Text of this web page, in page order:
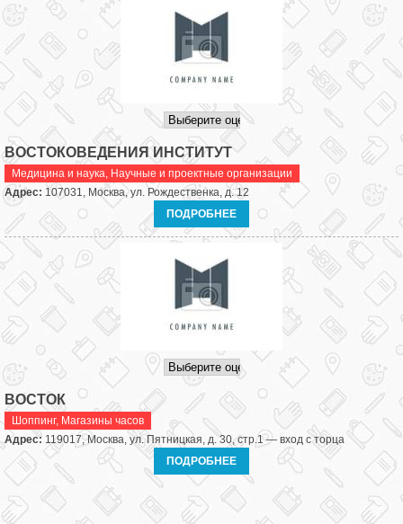
ВОСТОКОВЕДЕНИЯ ИНСТИТУТ
Медицина и наука, Научные и проектные организации
Адрес: 107031, Москва, ул. Рождественка, д. 12
ПОДРОБНЕЕ
ВОСТОК
Шоппинг, Магазины часов
Адрес: 119017, Москва, ул. Пятницкая, д. 30, стр.1 — вход с торца
ПОДРОБНЕЕ